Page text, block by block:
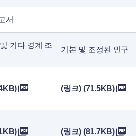
서
기타 경계 조
기본 및 조정된 인구
(링크) (71.5KB)
(링크) (81.7KB)